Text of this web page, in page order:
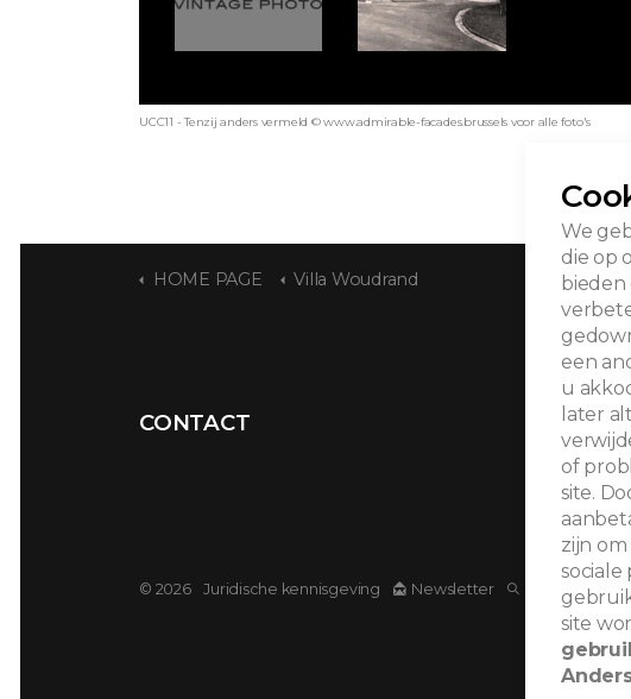
UCC11 - Tenzij anders vermeld © www.admirable-facades.brussels voor alle foto's
HOME PAGE Villa Woudrand
CONTACT
© 2026 Juridische kennisgeving Newsletter Zoeken
We
die op
een
u
later
of
site.
zijn
sociale
site